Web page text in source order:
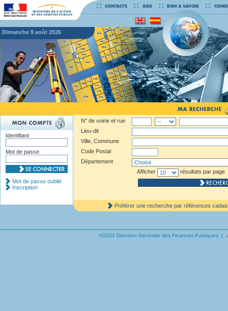
dimanche 9 août 2026
N° de voirie et rue
Lieu-dit
Ville, Commune
Code Postal
Département
Afficher
résultats par page
Préférer une recherche par références
Identifiant
Mot de passe
Mot de passe oublié
Inscription
©2022 Direction Générale des Finances Publiques |